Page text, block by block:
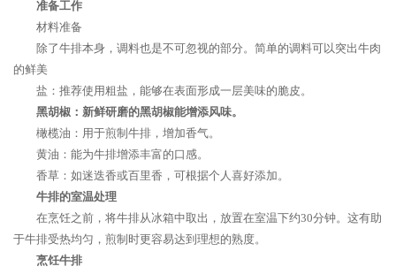
准备工作
材料准备
除了牛排本身，调料也是不可忽视的部分。简单的调料可以突出牛肉
的鲜美
盐：推荐使用粗盐，能够在表面形成一层美味的脆皮。
黑胡椒：新鲜研磨的黑胡椒能增添风味。
橄榄油：用于煎制牛排，增加香气。
黄油：能为牛排增添丰富的口感。
香草：如迷迭香或百里香，可根据个人喜好添加。
牛排的室温处理
在烹饪之前，将牛排从冰箱中取出，放置在室温下约30分钟。这有助
于牛排受热均匀，煎制时更容易达到理想的熟度。
烹饪牛排